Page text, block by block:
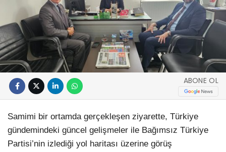
ABONE OL
Samimi bir ortamda gerçekleşen ziyarette, Türkiye
gündemindeki güncel gelişmeler ile Bağımsız Türkiye
Partisi’nin izlediği yol haritası üzerine görüş